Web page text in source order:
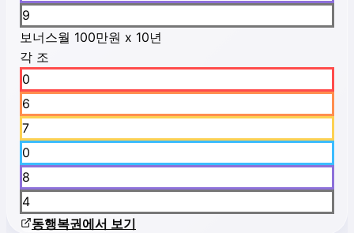
9
보너스월 100만원 x 10년
각 조
0
6
7
0
8
4
동행복권에서 보기